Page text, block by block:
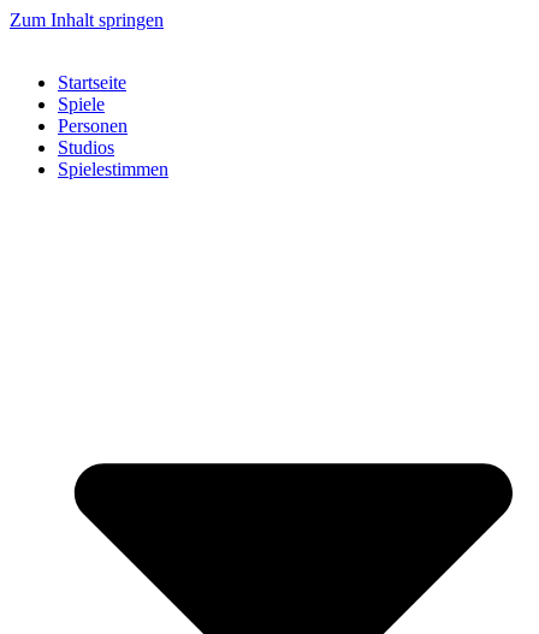
Zum Inhalt springen
Startseite
Spiele
Personen
Studios
Spielestimmen